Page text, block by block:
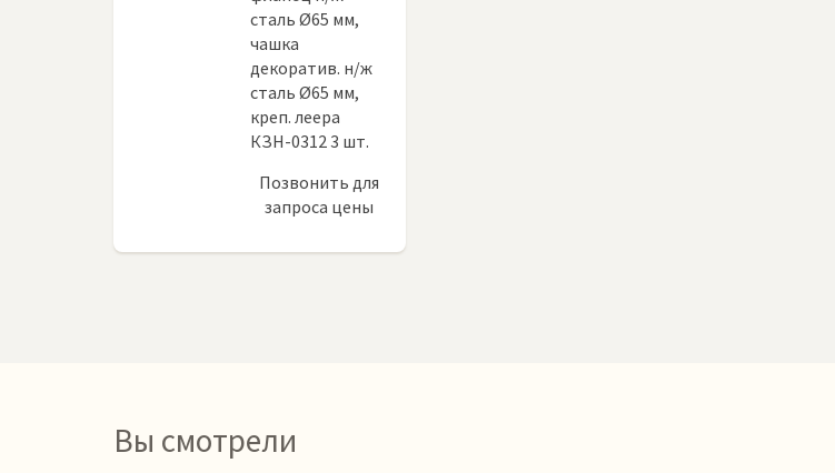
сталь Ø65 мм,
чашка
декоратив. н/ж
сталь Ø65 мм,
креп. леера
КЗН-0312 3 шт.
Позвонить для
запроса цены
Вы смотрели